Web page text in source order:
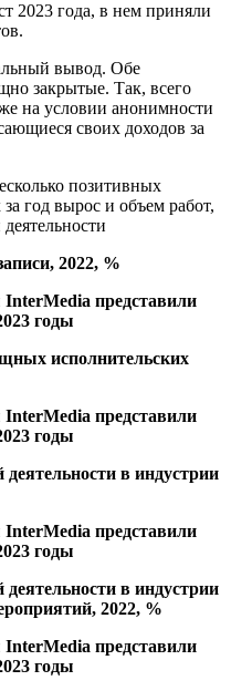
2023 года, в нем приняли
вывод. Обе
закрытые. Так, всего
на условии анонимности
своих доходов за
позитивных
год вырос и объем работ,
2022, %
исполнительских
в индустрии
в индустрии
2022, %